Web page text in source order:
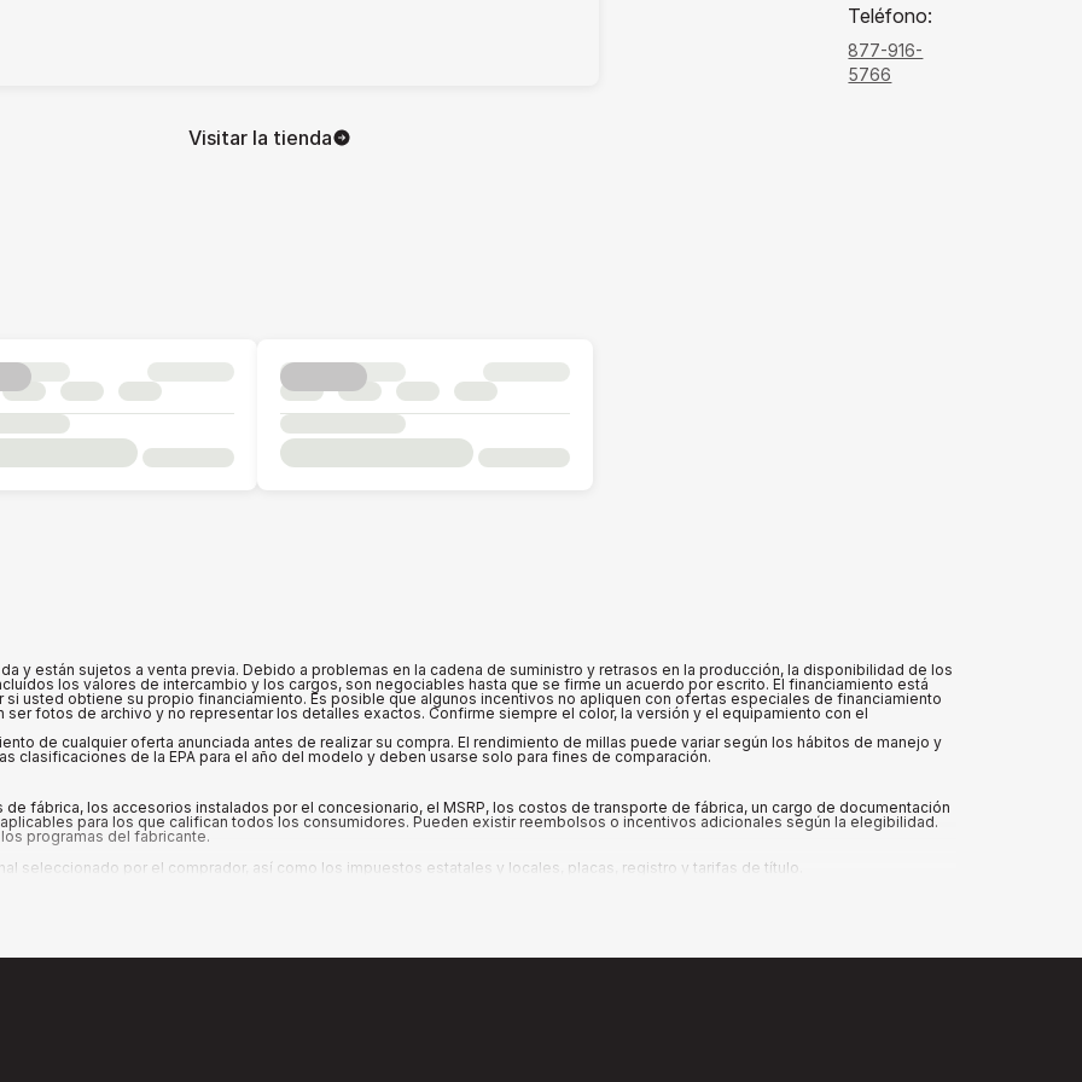
Teléfono:
877-916-
5766
Visitar la tienda
y están sujetos a venta previa. Debido a problemas en la cadena de suministro y retrasos en la producción, la disponibilidad de los
los valores de intercambio y los cargos, son negociables hasta que se firme un acuerdo por escrito. El financiamiento está
usted obtiene su propio financiamiento. Es posible que algunos incentivos no apliquen con ofertas especiales de financiamiento
fotos de archivo y no representar los detalles exactos. Confirme siempre el color, la versión y el equipamiento con el
de cualquier oferta anunciada antes de realizar su compra. El rendimiento de millas puede variar según los hábitos de manejo y
clasificaciones de la EPA para el año del modelo y deben usarse solo para fines de comparación.
fábrica, los accesorios instalados por el concesionario, el MSRP, los costos de transporte de fábrica, un cargo de documentación
para los que califican todos los consumidores. Pueden existir reembolsos o incentivos adicionales según la elegibilidad.
programas del fabricante.
seleccionado por el comprador, así como los impuestos estatales y locales, placas, registro y tarifas de título.